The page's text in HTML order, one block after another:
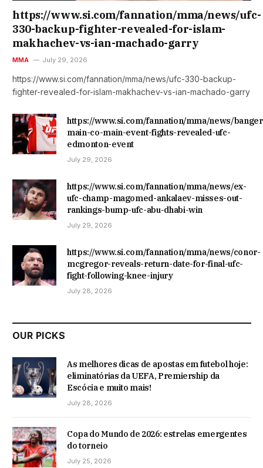
https://www.si.com/fannation/mma/news/ufc-
330-backup-fighter-revealed-for-islam-
makhachev-vs-ian-machado-garry
MMA July 29, 2026
https://www.si.com/fannation/mma/news/ufc-330-backup-
fighter-revealed-for-islam-makhachev-vs-ian-machado-garry
https://www.si.com/fannation/mma/news/
main-co-main-event-fights-revealed-ufc-
edmonton-event
July 29, 2026
https://www.si.com/fannation/mma/news/ex-
ufc-champ-magomed-ankalaev-misses-out-
rankings-bump-ufc-abu-dhabi-win
July 29, 2026
https://www.si.com/fannation/mma/news/conor-
mcgregor-reveals-return-date-for-final-ufc-
fight-following-knee-injury
July 28, 2026
OUR PICKS
As melhores dicas de apostas em futebol hoje:
eliminatórias da UEFA, Premiership da
Escócia e muito mais!
July 28, 2026
Copa do Mundo de 2026: estrelas emergentes
do torneio
July 25, 2026